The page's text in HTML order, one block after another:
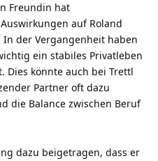
Freundin hat
auf Roland
der Vergangenheit haben
ein stabiles Privatleben
könnte auch bei Trettl
Partner oft dazu
die Balance zwischen Beruf
dazu beigetragen, dass er